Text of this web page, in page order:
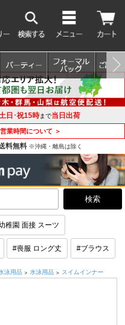
日･祝15時まで当日出荷
業時間について ＞
料無料 ※沖縄・離島は除く
稚園 面接 スーツ
#喪服 ロング丈 #ブラウス
泳用品 > 水泳用品 > スイムインナー